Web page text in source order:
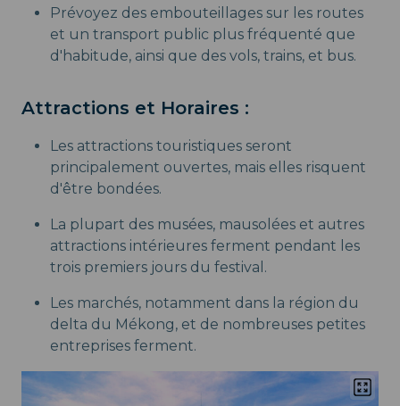
Prévoyez des embouteillages sur les routes
et un transport public plus fréquenté que
d'habitude, ainsi que des vols, trains, et bus.
Attractions et Horaires :
Les attractions touristiques seront
principalement ouvertes, mais elles risquent
d'être bondées.
La plupart des musées, mausolées et autres
attractions intérieures ferment pendant les
trois premiers jours du festival.
Les marchés, notamment dans la région du
delta du Mékong, et de nombreuses petites
entreprises ferment.